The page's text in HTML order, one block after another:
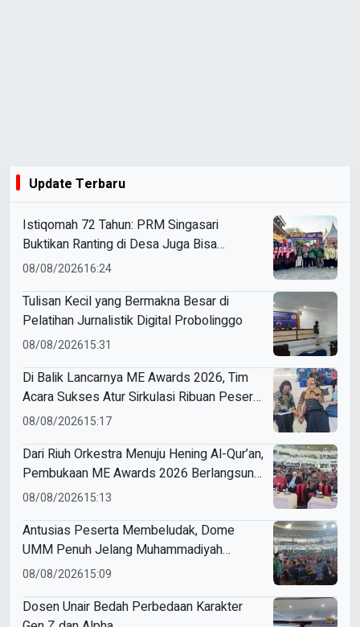
Update Terbaru
Istiqomah 72 Tahun: PRM Singasari
Buktikan Ranting di Desa Juga Bisa
Bersinar di Tingkat Jawa Tengah
08/08/202616:24
Tulisan Kecil yang Bermakna Besar di
Pelatihan Jurnalistik Digital Probolinggo
08/08/202615:31
Di Balik Lancarnya ME Awards 2026, Tim
Acara Sukses Atur Sirkulasi Ribuan Peserta
di Dome UMM
08/08/202615:17
Dari Riuh Orkestra Menuju Hening Al-Qur’an,
Pembukaan ME Awards 2026 Berlangsung
Khidmat
08/08/202615:13
Antusias Peserta Membeludak, Dome
UMM Penuh Jelang Muhammadiyah
Education Awards 2026
08/08/202615:09
Dosen Unair Bedah Perbedaan Karakter